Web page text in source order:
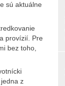
sú aktuálne
provízií. Pre
bez toho,
z